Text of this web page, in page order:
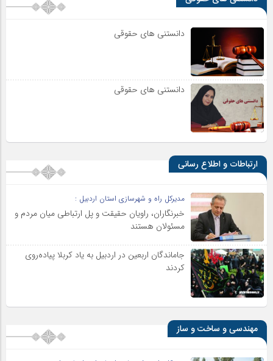
دانستنی های حقوقی
دانستنی های حقوقی
ارتباطات و اطلاع رسانی
مدیرکل راه و شهرسازی استان اردبیل :
خبرنگاران، راویان حقیقت و پل ارتباطی میان مردم و
مسئولان هستند
جاماندگان اربعین در اردبیل به یاد کربلا پیاده‌روی
کردند
مهندسی و ساخت و ساز